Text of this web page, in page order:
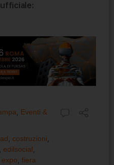
, Eventi &
, costruzioni,
, edilsocial,
expo, fiera